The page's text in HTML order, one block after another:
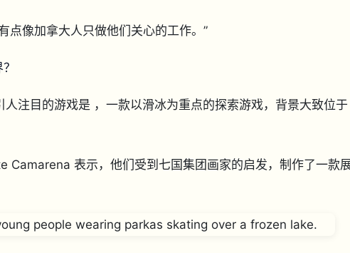
点像加拿大人只做他们关心的工作。”
注目的游戏是 ，一款以滑冰为重点的探索游戏，背景大致位于
表示，他们受到七国集团画家的启发，制作了一款